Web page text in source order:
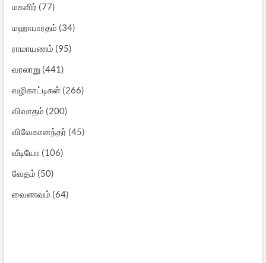
மகளிர் (77)
மஹாபாரதம் (34)
ராமாயணம் (95)
வரலாறு(441)
வழிகாட்டிகள்(266)
விவாதம் (200)
விவேகானந்தர் (45)
வீடியோ (106)
வேதம் (50)
வைணவம் (64)